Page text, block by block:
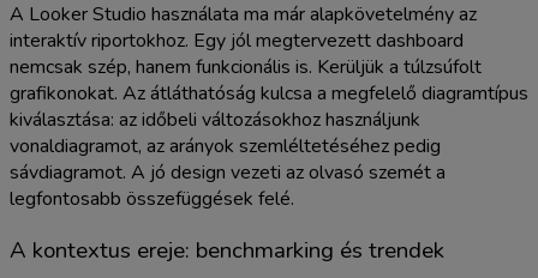
A Looker Studio használata ma már alapkövetelmény az
interaktív riportokhoz. Egy jól megtervezett dashboard
nemcsak szép, hanem funkcionális is. Kerüljük a túlzsúfolt
grafikonokat. Az átláthatóság kulcsa a megfelelő diagramtípus
kiválasztása: az időbeli változásokhoz használjunk
vonaldiagramot, az arányok szemléltetéséhez pedig
sávdiagramot. A jó design vezeti az olvasó szemét a
legfontosabb összefüggések felé.
A kontextus ereje: benchmarking és trendek